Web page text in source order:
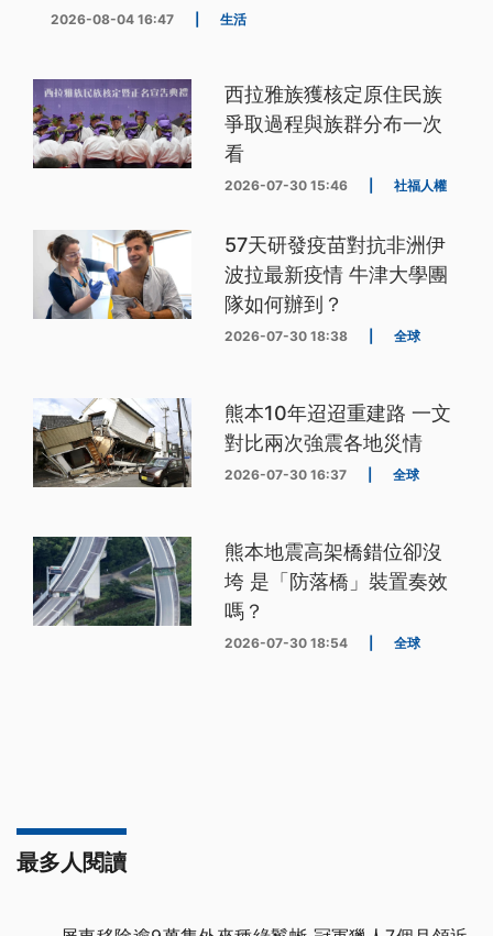
2026-08-04 16:47 生活
西拉雅族獲核定原住民族
爭取過程與族群分布一次
看
2026-07-30 15:46 社福人權
57天研發疫苗對抗非洲伊
波拉最新疫情 牛津大學團
隊如何辦到？
2026-07-30 18:38 全球
熊本10年迢迢重建路 一文
對比兩次強震各地災情
2026-07-30 16:37 全球
熊本地震高架橋錯位卻沒
垮 是「防落橋」裝置奏效
嗎？
2026-07-30 18:54 全球
最多人閱讀